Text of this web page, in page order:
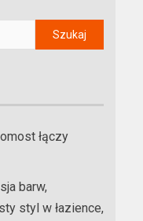
łączy
barw,
styl w łazience,